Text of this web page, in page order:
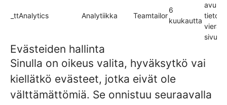
_ttAnalytics Analytiikka Teamtailor
6
kuukautta
avulla
tietoa
Evästeiden hallinta
Sinulla on oikeus valita, hyväksytkö vai
kiellätkö evästeet, jotka eivät ole
välttämättömiä. Se onnistuu seuraavalla